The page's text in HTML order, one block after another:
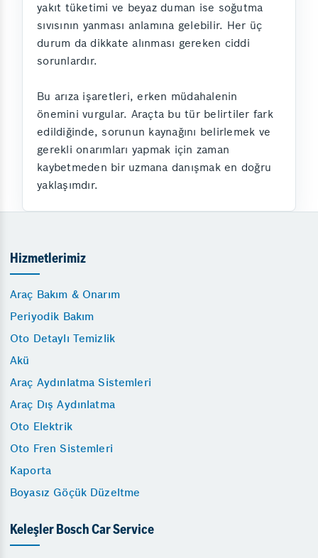
yakıt tüketimi ve beyaz duman ise soğutma
sıvısının yanması anlamına gelebilir. Her üç
durum da dikkate alınması gereken ciddi
sorunlardır.
Bu arıza işaretleri, erken müdahalenin
önemini vurgular. Araçta bu tür belirtiler fark
edildiğinde, sorunun kaynağını belirlemek ve
gerekli onarımları yapmak için zaman
kaybetmeden bir uzmana danışmak en doğru
yaklaşımdır.
Hizmetlerimiz
Araç Bakım & Onarım
Periyodik Bakım
Oto Detaylı Temizlik
Akü
Araç Aydınlatma Sistemleri
Araç Dış Aydınlatma
Oto Elektrik
Oto Fren Sistemleri
Kaporta
Boyasız Göçük Düzeltme
Keleşler Bosch Car Service